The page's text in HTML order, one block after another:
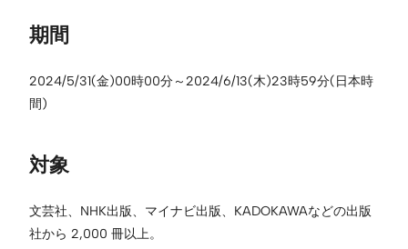
期間
2024/5/31(金)00時00分～2024/6/13(木)23時59分(日本時
間)
対象
文芸社、NHK出版、マイナビ出版、KADOKAWAなどの出版
社から 2,000 冊以上。